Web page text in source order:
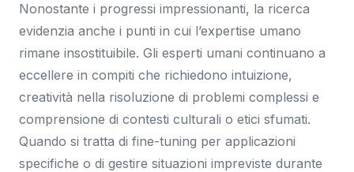
Nonostante i progressi impressionanti, la ricerca
evidenzia anche i punti in cui l’expertise umano
rimane insostituibile. Gli esperti umani continuano a
eccellere in compiti che richiedono intuizione,
creatività nella risoluzione di problemi complessi e
comprensione di contesti culturali o etici sfumati.
Quando si tratta di fine-tuning per applicazioni
specifiche o di gestire situazioni impreviste durante